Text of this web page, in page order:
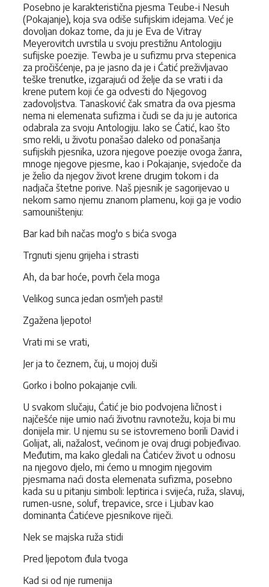
Posebno je karakteristična pjesma Teube-i Nesuh
(Pokajanje), koja sva odiše sufijskim idejama. Već je
dovoljan dokaz tome, da ju je Eva de Vitray
Meyerovitch uvrstila u svoju prestižnu Antologiju
sufijske poezije. Tewba je u sufizmu prva stepenica
za pročišćenje, pa je jasno da je i Ćatić preživljavao
teške trenutke, izgarajući od želje da se vrati i da
krene putem koji će ga odvesti do Njegovog
zadovoljstva. Tanasković čak smatra da ova pjesma
nema ni elemenata sufizma i čudi se da ju je autorica
odabrala za svoju Antologiju. Iako se Ćatić, kao što
smo rekli, u životu ponašao daleko od ponašanja
sufijskih pjesnika, uzora njegove poezije ovoga žanra,
mnoge njegove pjesme, kao i Pokajanje, svjedoče da
je želio da njegov život krene drugim tokom i da
nadjača štetne porive. Naš pjesnik je sagorijevao u
nekom samo njemu znanom plamenu, koji ga je vodio
samouništenju:
Bar kad bih načas mog'o s bića svoga
Trgnuti sjenu grijeha i strasti
Ah, da bar hoće, povrh čela moga
Velikog sunca jedan osm'jeh pasti!
Zgažena ljepoto!
Vrati mi se vrati,
Jer ja to čeznem, čuj, u mojoj duši
Gorko i bolno pokajanje cvili.
U svakom slučaju, Ćatić je bio podvojena ličnost i
najčešće nije umio naći životnu ravnotežu, koja bi mu
donijela mir. U njemu su se istovremeno borili David i
Golijat, ali, nažalost, većinom je ovaj drugi pobjeđivao.
Međutim, ma kako gledali na Ćatićev život u odnosu
na njegovo djelo, mi ćemo u mnogim njegovim
pjesmama naći dosta elemenata sufizma, posebno
kada su u pitanju simboli: leptirica i svijeća, ruža, slavuj,
rumen-usne, soluf, trepavice, srce i Ljubav kao
dominanta Ćatićeve pjesnikove riječi.
Nek se majska ruža stidi
Pred ljepotom đula tvoga
Kad si od nje rumenija